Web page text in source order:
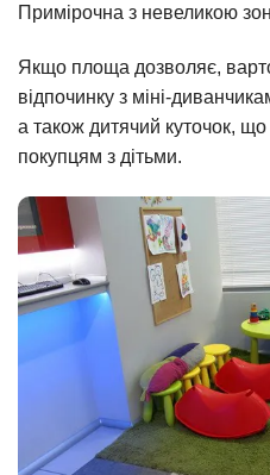
Примірочна з невеликою
Якщо площа дозволяє,
відпочинку з міні-
а також дитячий куточок,
покупцям з дітьми.